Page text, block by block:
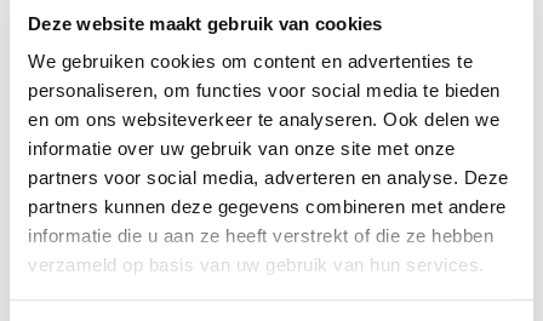
Deze website maakt gebruik van cookies
We gebruiken cookies om content en advertenties te
personaliseren, om functies voor social media te bieden
en om ons websiteverkeer te analyseren. Ook delen we
informatie over uw gebruik van onze site met onze
partners voor social media, adverteren en analyse. Deze
partners kunnen deze gegevens combineren met andere
informatie die u aan ze heeft verstrekt of die ze hebben
verzameld op basis van uw gebruik van hun services.
BEN JE GEÏNTERESSEERD GERAAKT IN ONZE
KUNSTPLANTEN?
Neem contact op, dan helpen we je graag direct verder